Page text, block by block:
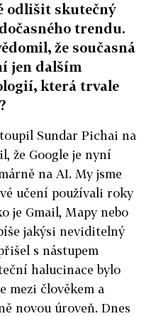
odlišit skutečný
trendu.
že současná
jen dalším
která trvale
?
Sundar Pichai na
že Google je nyní
na AI. My jsme
učení používali roky
je Gmail, Mapy nebo
jakýsi neviditelný
s nástupem
halucinace bylo
mezi člověkem a
novou úroveň. Dnes